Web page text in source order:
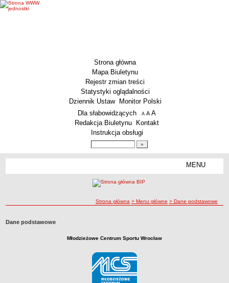
Strona główna
Mapa Biuletynu
Rejestr zmian treści
Statystyki oglądalności
Dziennik Ustaw
Monitor Polski
Menu dodatkowe
Dla słabowidzących A pomniejsz czcionkę
A standardowy rozmiar czcionki
A
Redakcja Biuletynu
Kontakt
Instrukcja obsługi
MENU
ścieżka nawigacji
Strona główna > Menu główne > Dane podstawowe
Dane podstawowe
Młodzieżowe Centrum Sportu Wrocław